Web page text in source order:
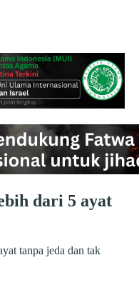
dari 5 ayat
tanpa jeda dan tak